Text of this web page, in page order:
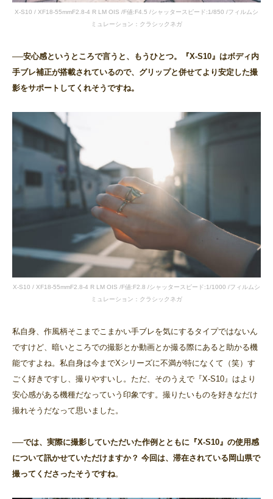
X-S10 / XF18-55mmF2.8-4 R LM OIS /F値:F4.5 /シャッタースピード:1/850 /フィルムシ
ミュレーション：クラシックネガ
──安心感というところで言うと、もうひとつ。『X-S10』はボディ内
手ブレ補正が搭載されているので、グリップと併せてより安定した撮
影をサポートしてくれそうですね。
X-S10 / XF18-55mmF2.8-4 R LM OIS /F値:F2.8 /シャッタースピード:1/1000 /フィルムシ
ミュレーション：クラシックネガ
私自身、作風柄そこまでこまかい手ブレを気にするタイプではないん
ですけど、暗いところでの撮影とか動画とか撮る際にあると助かる機
能ですよね。私自身は今までXシリーズに不満が特になくて（笑）す
ごく好きですし、撮りやすいし。ただ、そのうえで『X-S10』はより
安心感がある機種だなっていう印象です。撮りたいものを好きなだけ
撮れそうだなって思いました。
──では、実際に撮影していただいた作例とともに『X-S10』の使用感
について訊かせていただけますか？ 今回は、滞在されている岡山県で
撮ってくださったそうですね。